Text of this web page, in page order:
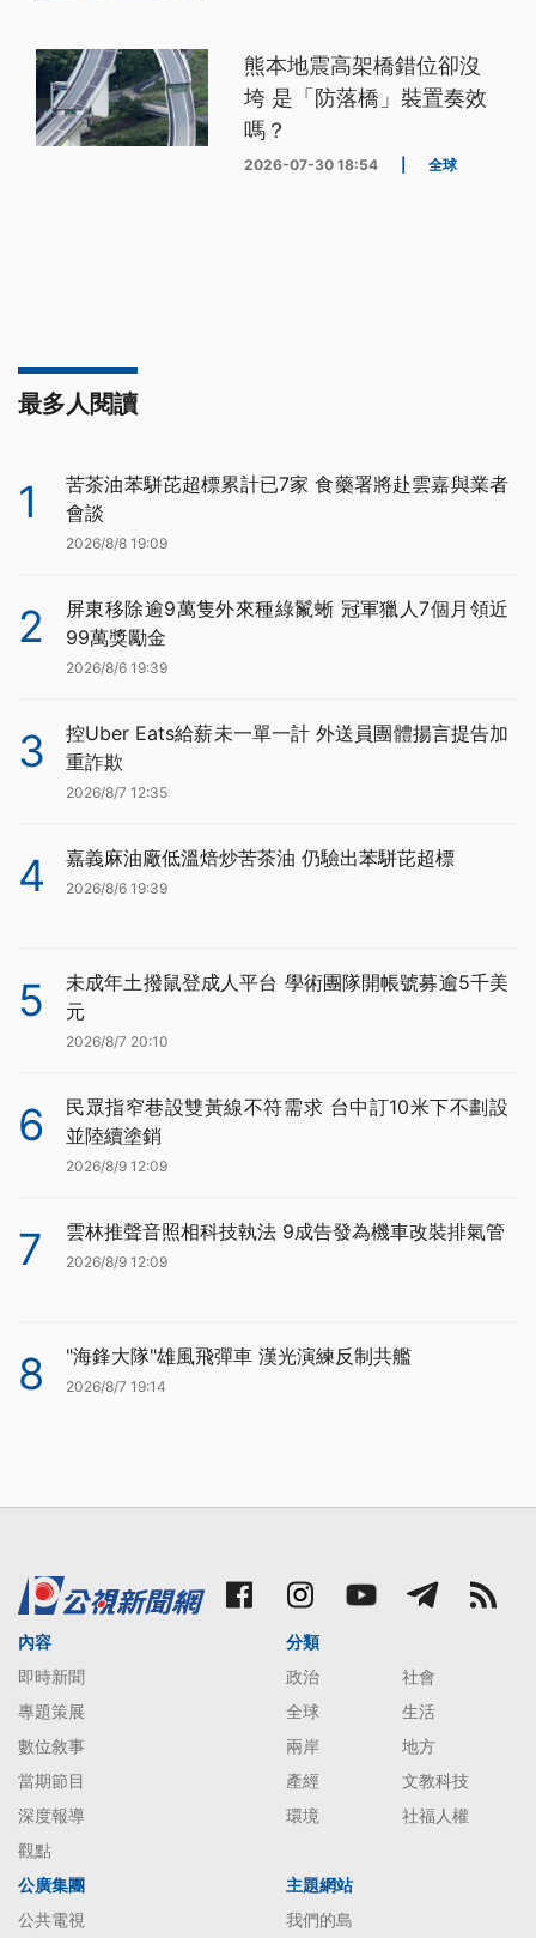
熊本地震高架橋錯位卻沒
垮 是「防落橋」裝置奏效
嗎？
2026-07-30 18:54 全球
最多人閱讀
1
苦茶油苯駢芘超標累計已7家 食藥署將赴雲嘉與業者
會談
2026/8/8 19:09
2
屏東移除逾9萬隻外來種綠鬣蜥 冠軍獵人7個月領近
99萬獎勵金
2026/8/6 19:39
3
控Uber Eats給薪未一單一計 外送員團體揚言提告加
重詐欺
2026/8/7 12:35
4 嘉義麻油廠低溫焙炒苦茶油 仍驗出苯駢芘超標
2026/8/6 19:39
5
未成年土撥鼠登成人平台 學術團隊開帳號募逾5千美
元
2026/8/7 20:10
6
民眾指窄巷設雙黃線不符需求 台中訂10米下不劃設
並陸續塗銷
2026/8/9 12:09
7 雲林推聲音照相科技執法 9成告發為機車改裝排氣管
2026/8/9 12:09
8 "海鋒大隊"雄風飛彈車 漢光演練反制共艦
2026/8/7 19:14
內容
即時新聞
專題策展
數位敘事
當期節目
深度報導
觀點
分類
政治
社會
全球
生活
兩岸
地方
產經
文教科技
環境
社福人權
公廣集團
公共電視
主題網站
我們的島